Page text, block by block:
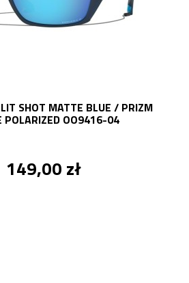
SHOT MATTE BLUE / PRIZM
POLARIZED OO9416-04
149,00 zł